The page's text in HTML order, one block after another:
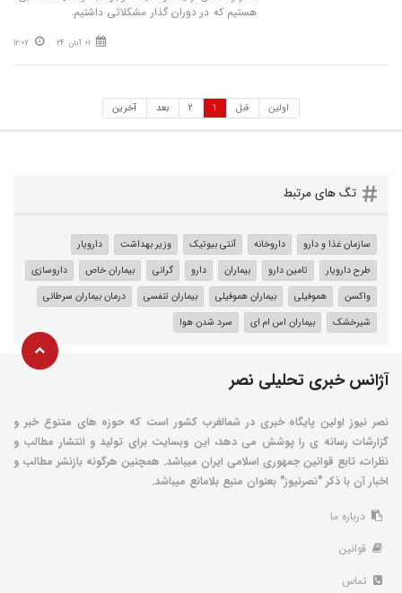
هستیم که در دوران گذار مشکلاتی داشتیم.
01 آبان 24 12:07
اولین قبل 1
2 بعد آخرین
تگ های مرتبط
سازمان غذا و دارو داروخانه آنتی بیوتیک وزیر بهداشت
دارویار
طرح دارویار
تامین دارو بیماران دارو گرانی بیماران خاص
داروسازی
واکسن
هموفیلی بیماران هموفیلی بیماران تنفسی
درمان بیماران سرطانی
شیرخشک
بیماران اس ام ای سرد شدن هوا
آژانس خبری تحلیلی نصر
نصر نیوز اولین پایگاه خبری در شمالغرب کشور است که حوزه های متنوع خبر و
گزارشات رسانه ی را پوشش می دهد، این وبسایت برای تولید و انتشار مطالب و
نظرات، تابع قوانین جمهوری اسلامی ایران میباشد. همچنین هرگونه بازنشر مطالب و
اخبار آن با ذکر "نصرنیوز" بعنوان منبع بلامانع میباشد.
درباره ما
قوانین
تماس